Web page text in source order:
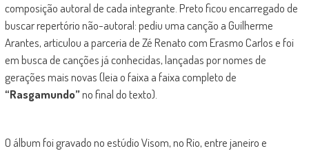
composição autoral de cada integrante. Preto ficou encarregado de
buscar repertório não-autoral: pediu uma canção a Guilherme
Arantes, articulou a parceria de Zé Renato com Erasmo Carlos e foi
em busca de canções já conhecidas, lançadas por nomes de
gerações mais novas (leia o faixa a faixa completo de
“Rasgamundo”no final do texto).
O álbum foi gravado no estúdio Visom, no Rio, entre janeiro e